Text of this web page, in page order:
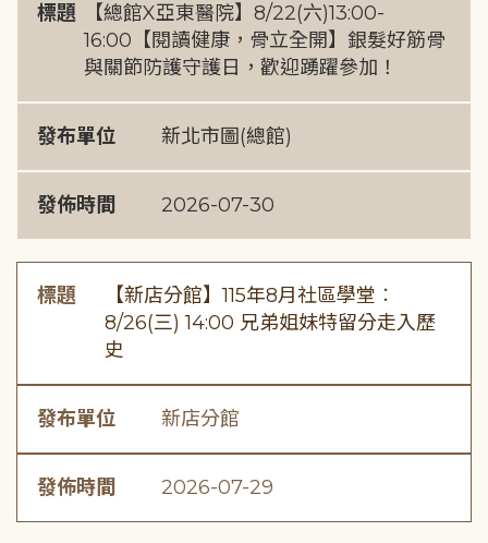
標題
【總館X亞東醫院】8/22(六)13:00-
16:00【閱讀健康，骨立全開】銀髮好筋骨
與關節防護守護日，歡迎踴躍參加！
發布單位 新北市圖(總館)
發佈時間 2026-07-30
標題
【新店分館】115年8月社區學堂︰
8/26(三) 14:00 兄弟姐妹特留分走入歷
史
發布單位 新店分館
發佈時間 2026-07-29